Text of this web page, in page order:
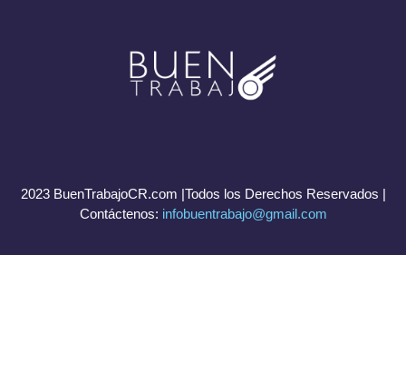
2023 BuenTrabajoCR.com |Todos los Derechos Reservados |
Contáctenos: infobuentrabajo@gmail.com